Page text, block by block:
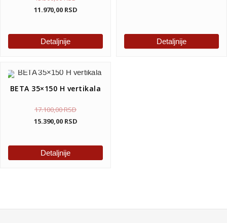
11.970,00 RSD
Detaljnije Detaljnije
BETA 35×150 H vertikala
17.100,00RSD
15.390,00 RSD
Detaljnije